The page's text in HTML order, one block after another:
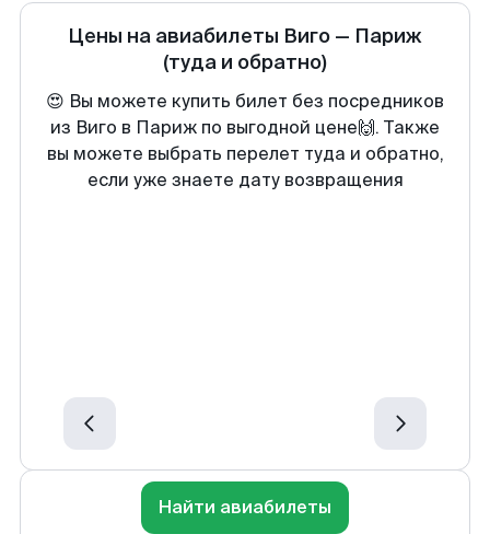
Цены на авиабилеты Виго — Париж
(туда и обратно)
😍 Вы можете купить билет без посредников
из Виго в Париж по выгодной цене🙌. Также
вы можете выбрать перелет туда и обратно,
если уже знаете дату возвращения
Найти авиабилеты